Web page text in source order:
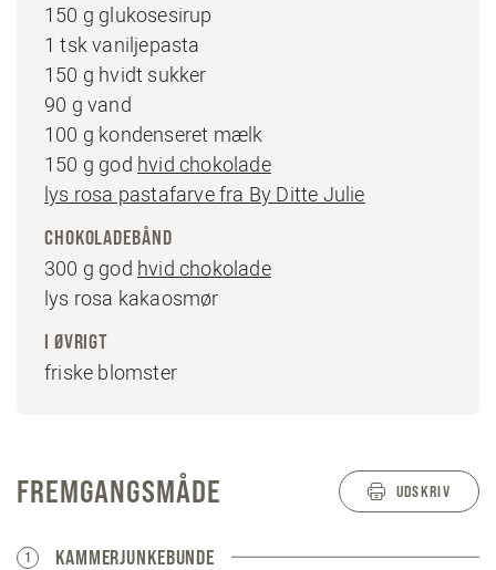
150 g glukosesirup
1 tsk vaniljepasta
150 g hvidt sukker
90 g vand
100 g kondenseret mælk
150 g god hvid chokolade
lys rosa pastafarve fra By Ditte Julie
CHOKOLADEBÅND
300 g god hvid chokolade
lys rosa kakaosmør
I ØVRIGT
friske blomster
FREMGANGSMÅDE UDSKRIV
1 KAMMERJUNKEBUNDE